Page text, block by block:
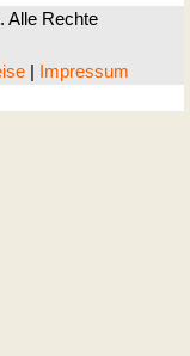
Alle Rechte
| Impressum